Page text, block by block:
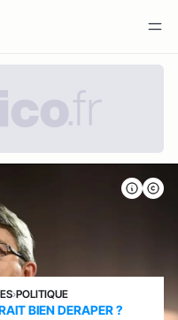
›POLITIQUE
BIEN DERAPER ?